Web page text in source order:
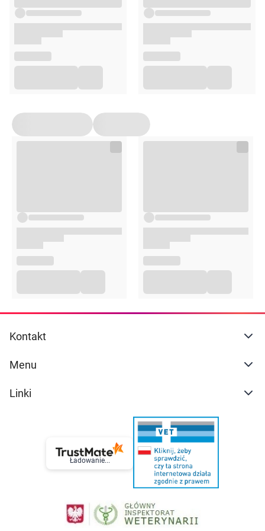
Kontakt
Menu
Linki
Ładowanie...